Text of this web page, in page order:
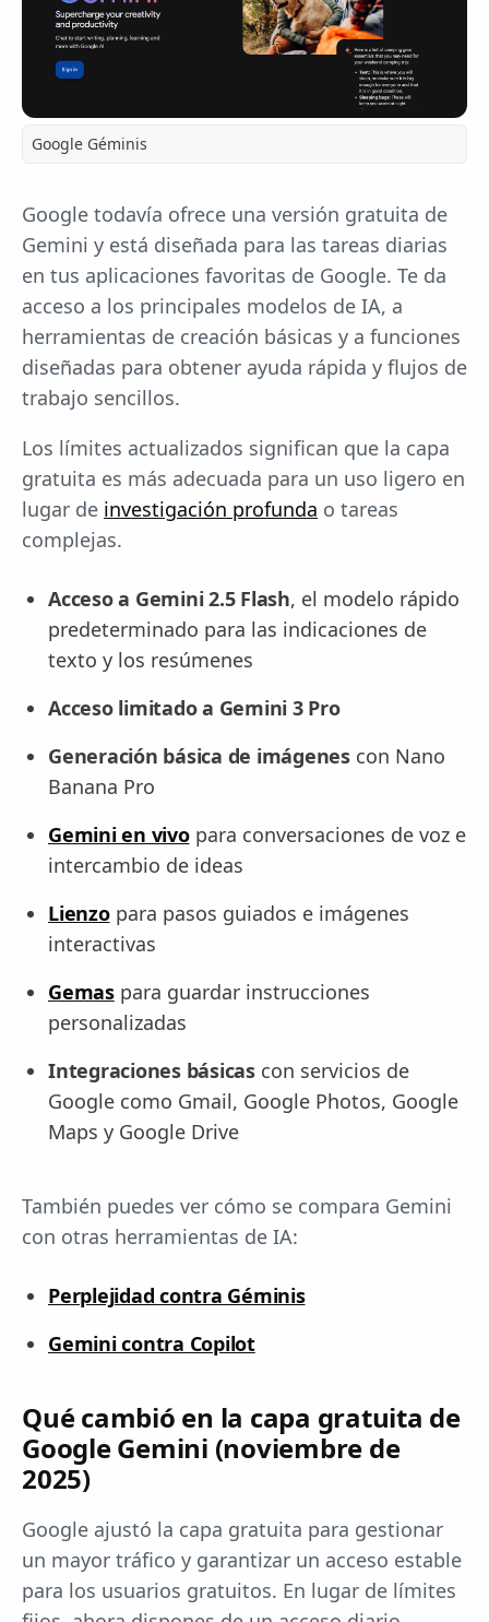
Google Géminis
Google todavía ofrece una versión gratuita de
Gemini y está diseñada para las tareas diarias
en tus aplicaciones favoritas de Google. Te da
acceso a los principales modelos de IA, a
herramientas de creación básicas y a funciones
diseñadas para obtener ayuda rápida y flujos de
trabajo sencillos.
Los límites actualizados significan que la capa
gratuita es más adecuada para un uso ligero en
lugar de investigación profunda o tareas
complejas.
Acceso a Gemini 2.5 Flash, el modelo rápido
predeterminado para las indicaciones de
texto y los resúmenes
Acceso limitado a Gemini 3 Pro
Generación básica de imágenescon Nano
Banana Pro
Gemini en vivopara conversaciones de voz e
intercambio de ideas
Lienzopara pasos guiados e imágenes
interactivas
Gemaspara guardar instrucciones
personalizadas
Integraciones básicascon servicios de
Google como Gmail, Google Photos, Google
Maps y Google Drive
También puedes ver cómo se compara Gemini
con otras herramientas de IA:
Perplejidad contra Géminis
Gemini contra Copilot
Qué cambió en la capa gratuita de
Google Gemini (noviembre de
2025)
Google ajustó la capa gratuita para gestionar
un mayor tráfico y garantizar un acceso estable
para los usuarios gratuitos. En lugar de límites